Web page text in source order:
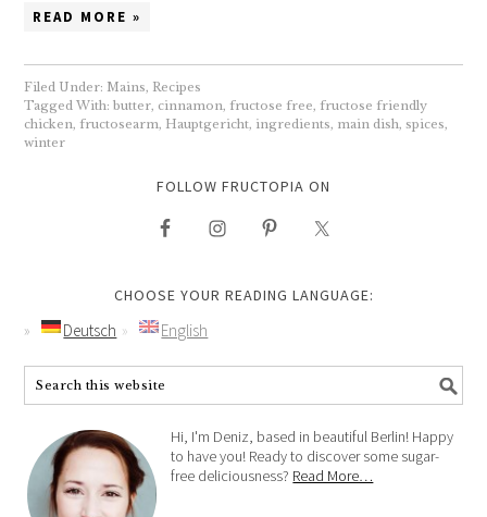
READ MORE »
Filed Under: Mains, Recipes
Tagged With:butter, cinnamon,fructose free,fructose friendly
chicken,fructosearm, Hauptgericht, ingredients, main dish, spices,
winter
FOLLOW FRUCTOPIA ON
CHOOSE YOUR READING LANGUAGE:
Deutsch English
Hi, I'm Deniz, based in beautiful Berlin! Happy
to have you! Ready to discover some sugar-
free deliciousness? Read More…